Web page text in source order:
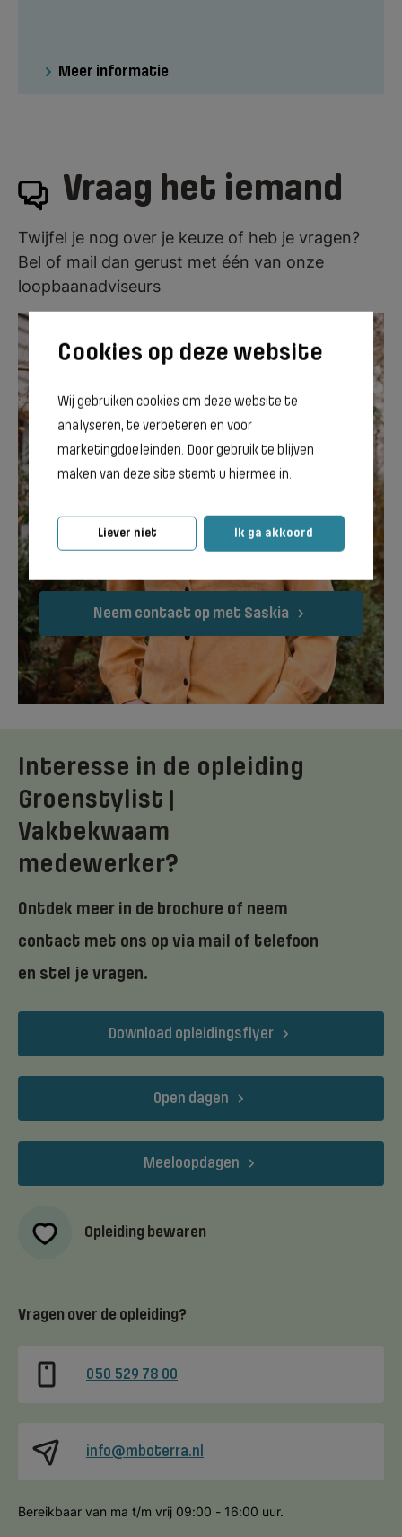
Wij gebruiken cookies om deze website te
analyseren, te verbeteren en voor
marketingdoeleinden. Door gebruik te blijven
maken van deze site stemt u hiermee in.
Liever niet Ik ga akkoord
Meer informatie
Vraag het iemand
Twijfel je nog over je keuze of heb je vragen?
Bel of mail dan gerust met één van onze
loopbaanadviseurs
Loopbaanadviseur Terra
Neem contact op met Saskia
Interesse in de opleiding
Groenstylist |
Vakbekwaam
medewerker?
Ontdek meer in de brochure of neem
contact met ons op via mail of telefoon
en stel je vragen.
Download opleidingsflyer
Open dagen
Meeloopdagen
Opleiding bewaren
Vragen over de opleiding?
050 529 78 00
info@mboterra.nl
Bereikbaar van ma t/m vrij 09:00 - 16:00 uur.